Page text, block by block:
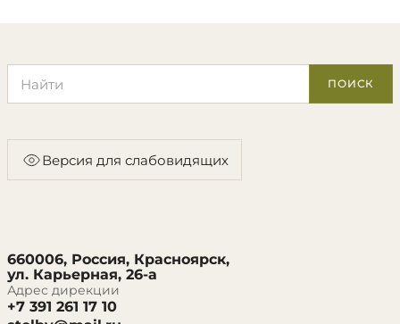
ПОИСК
Версия для слабовидящих
660006, Россия, Красноярск,
ул. Карьерная, 26-а
Адрес дирекции
+7 391 261 17 10